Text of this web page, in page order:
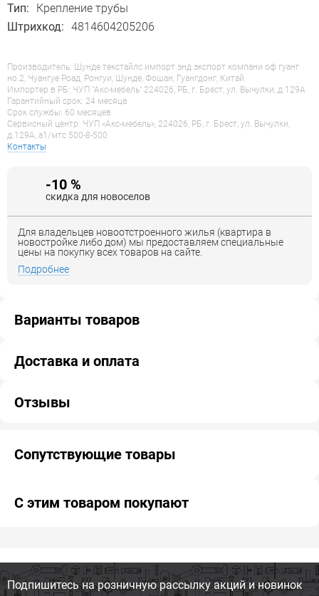
Тип:
Крепление трубы
Штрихкод: 4814604205206
Производитель: Шунде текстайлс импорт энд экспорт компани оф гуанг
но.2, Чуангуе Роад, Ронгуи, Шунде, Фошан, Гуангдонг, Китай
Импортер в РБ: ЧУП "Акс-мебель" 224026, РБ, г. Брест, ул. Вычулки, д.129А
Гарантийный срок: 24 месяца
Срок службы: 60 месяцев
Сервисный центр: ЧУП «Акс-мебель», 224026, РБ, г. Брест, ул. Вычулки,
д.129А, a1/мтс 500-8-500
Контакты
-10 %
скидка для новоселов
Для владельцев новоотстроенного жилья (квартира в
новостройке либо дом) мы предоставляем специальные
цены на покупку всех товаров на сайте.
Подробнее
Варианты товаров
Доставка и оплата
Отзывы
Сопутствующие товары
С этим товаром покупают
Подпишитесь на розничную рассылку акций и новинок